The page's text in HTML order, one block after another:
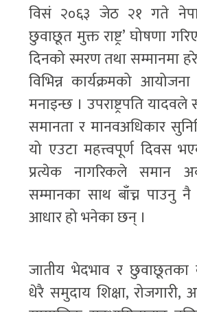
विसं २०६३ जेठ २१ गते
छुवाछूत मुक्त राष्ट्र’ घोषणा
दिनको स्मरण तथा सम्मानमा
विभिन्न कार्यक्रमको
मनाइन्छ । उपराष्ट्रपति
समानता र मानवअधिकार
यो एउटा महत्त्वपूर्ण दिवस
प्रत्येक नागरिकले समान
सम्मानका साथ बाँच्न पाउनु
आधार हो भनेका छन् ।
जातीय भेदभाव र छुवाछूतका
धेरै समुदाय शिक्षा,